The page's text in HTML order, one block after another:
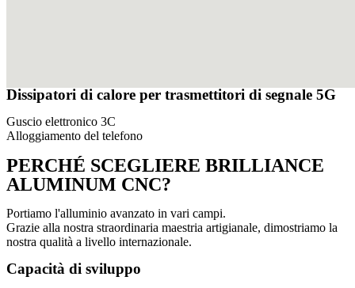
Dissipatori di calore per trasmettitori di segnale 5G
Guscio elettronico 3C
Alloggiamento del telefono
PERCHÉ SCEGLIERE BRILLIANCE
ALUMINUM CNC?
Portiamo l'alluminio avanzato in vari campi.
Grazie alla nostra straordinaria maestria artigianale, dimostriamo la
nostra qualità a livello internazionale.
Capacità di sviluppo